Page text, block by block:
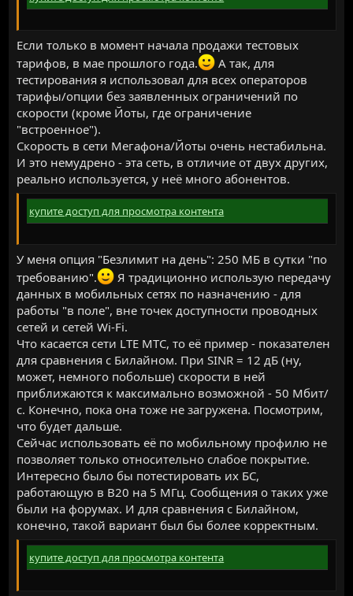
Если только в момент начала продажи тестовых
тарифов, в мае прошлого года.
А так, для
тестирования я использовал для всех операторов
тарифы/опции без заявленных ограничений по
скорости (кроме Йоты, где ограничение
"встроенное").
Скорость в сети Мегафона/Йоты очень нестабильна.
И это немудрено - эта сеть, в отличие от двух других,
реально используется, у неё много абонентов.
купите доступ для просмотра контента
У меня опция "Безлимит на день": 250 МБ в сутки "по
требованию".
Я традиционно использую передачу
данных в мобильных сетях по назначению - для
работы "в поле", вне точек доступности проводных
сетей и сетей Wi-Fi.
Что касается сети LTE МТС, то её пример - показателен
для сравнения с Билайном. При SINR = 12 дБ (ну,
может, немного побольше) скорости в ней
приближаются к максимально возможной - 50 Мбит/
с. Конечно, пока она тоже не загружена. Посмотрим,
что будет дальше.
Сейчас использовать её по мобильному профилю не
позволяет только относительно слабое покрытие.
Интересно было бы потестировать их БС,
работающую в B20 на 5 МГц. Сообщения о таких уже
были на форумах. И для сравнения с Билайном,
конечно, такой вариант был бы более корректным.
купите доступ для просмотра контента